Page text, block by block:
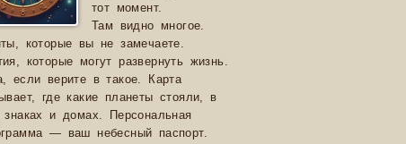
тот момент.
Там видно многое.
которые вы не замечаете.
которые могут развернуть жизнь.
если верите в такое. Карта
где какие планеты стояли, в
знаках и домах. Персональная
— ваш небесный паспорт.